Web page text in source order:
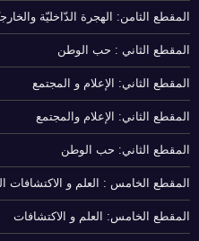
المقطع الثامن: الهجرة الدّاخليّة
المقطع الثاني : حب الوطن
المقطع الثاني: الإعلام و المجتمع
المقطع الثاني: الإعلام والمجتمع
المقطع الثاني: حب الوطن
المقطع الخامس : العلم و الاكتشافات
المقطع الخامس: العلم و الاكتشافات